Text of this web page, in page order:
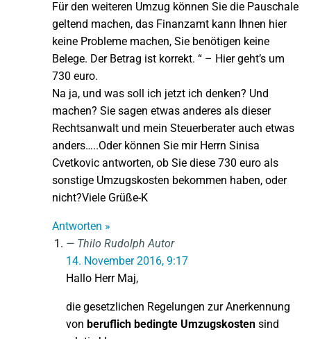
Für den weiteren Umzug können Sie die Pauschale
geltend machen, das Finanzamt kann Ihnen hier
keine Probleme machen, Sie benötigen keine
Belege. Der Betrag ist korrekt. “ – Hier geht’s um
730 euro.
Na ja, und was soll ich jetzt ich denken? Und
machen? Sie sagen etwas anderes als dieser
Rechtsanwalt und mein Steuerberater auch etwas
anders…..Oder können Sie mir Herrn Sinisa
Cvetkovic antworten, ob Sie diese 730 euro als
sonstige Umzugskosten bekommen haben, oder
nicht?Viele Grüße-K
Antworten »
Thilo Rudolph Autor
14. November 2016, 9:17
Hallo Herr Maj,
die gesetzlichen Regelungen zur Anerkennung
von beruflich bedingte Umzugskosten sind